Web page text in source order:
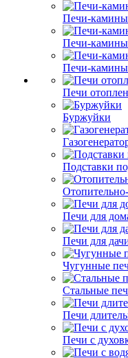
Печи-камины
Печи-
Печи-камины
Печи
Буржуйки
Подставки
Печи для
Печи для
Чугунные
Стальные
Печи
Печи с